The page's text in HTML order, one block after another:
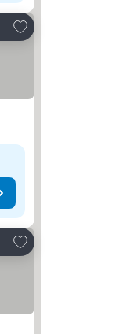
Dodati u favorite
Dodati u favorite